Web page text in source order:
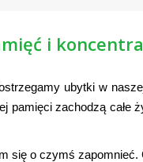
i
ubytki w
pamięci zachodzą
się o czymś zapomnieć.